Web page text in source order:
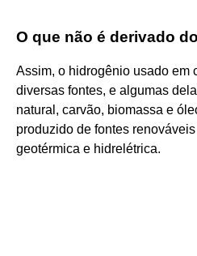
O que não é derivado
Assim, o hidrogênio usado em
diversas fontes, e algumas
natural, carvão, biomassa e
produzido de fontes
geotérmica e hidrelétrica.